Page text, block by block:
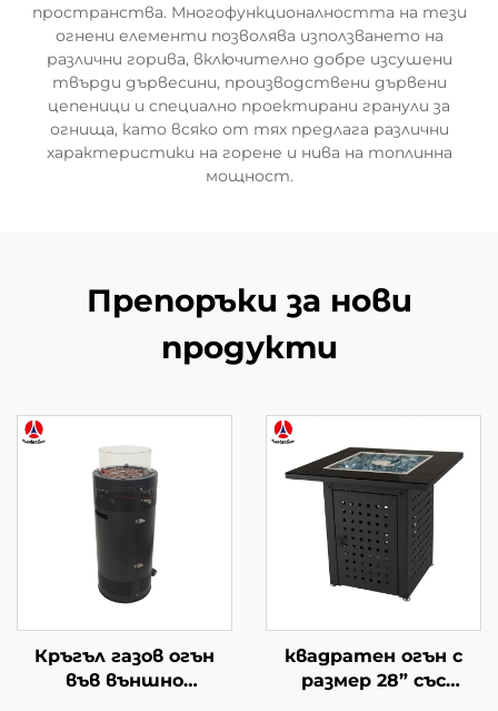
пространства. Многофункционалността на тези
огнени елементи позволява използването на
различни горива, включително добре изсушени
твърди дървесини, производствени дървени
цепеници и специално проектирани гранули за
огнища, като всяко от тях предлага различни
характеристики на горене и нива на топлинна
мощност.
Препоръки за нови
продукти
Кръгъл газов огън
във външно
квадратен огън с
размер 28” със